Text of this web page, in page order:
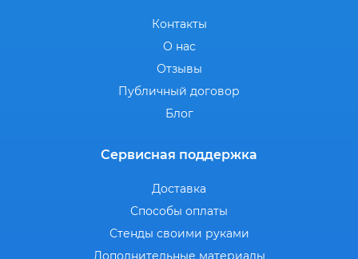
Контакты
О нас
Отзывы
Публичный договор
Блог
Сервисная поддержка
Доставка
Способы оплаты
Стенды своими руками
Дополнительные материалы